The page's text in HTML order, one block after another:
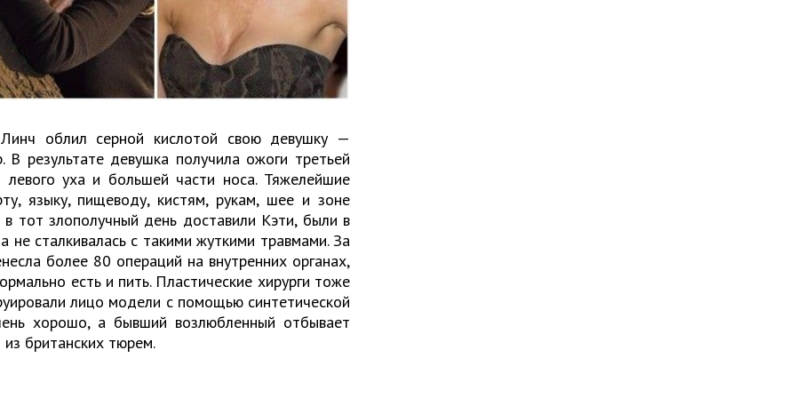
облил серной кислотой свою девушку —
результате девушка получила ожоги третьей
левого уха и большей части носа. Тяжелейшие
языку, пищеводу, кистям, рукам, шее и зоне
тот злополучный день доставили Кэти, были в
не сталкивалась с такими жуткими травмами. За
более 80 операций на внутренних органах,
есть и пить. Пластические хирурги тоже
лицо модели с помощью синтетической
хорошо, а бывший возлюбленный отбывает
британских тюрем.